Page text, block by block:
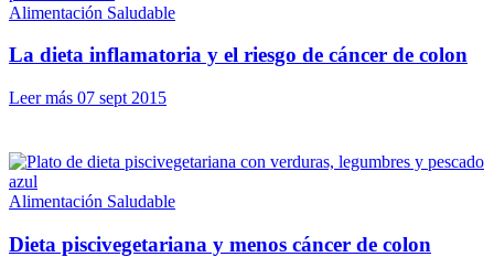
Alimentación Saludable
La dieta inflamatoria y el riesgo de cáncer de colon
Leer más 07 sept 2015
Alimentación Saludable
Dieta piscivegetariana y menos cáncer de colon